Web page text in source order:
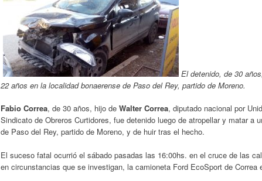
El detenido, de 30
22 años en la localidad bonaerense de Paso del Rey, partido de Moreno.
Fabio Correa, de 30 años, hijo de Walter Correa, diputado nacional por
Sindicato de Obreros Curtidores, fue detenido luego de atropellar y matar a
de Paso del Rey, partido de Moreno, y de huir tras el hecho.
El suceso fatal ocurrió el sábado pasadas las 16:00hs. en el cruce de las
en circunstancias que se investigan, la camioneta Ford EcoSport de Correa